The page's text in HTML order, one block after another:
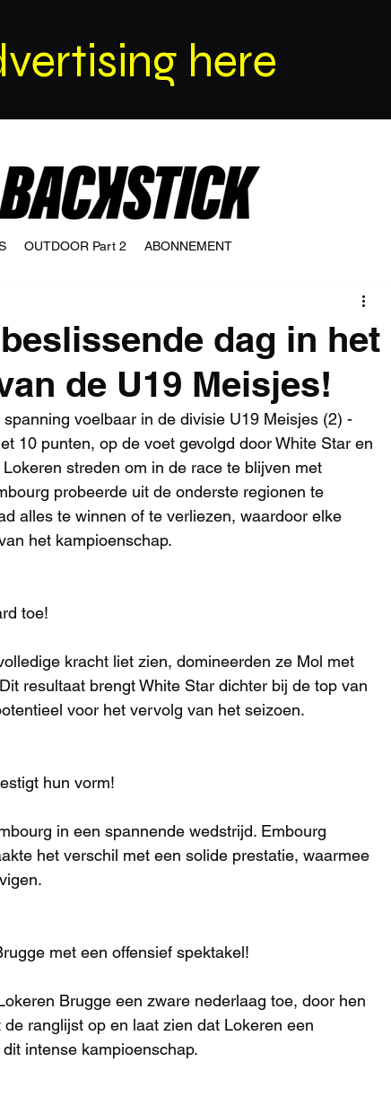
here
OUTDOOR Part 2 ABONNEMENT
dag in het
de U19 Meisjes!
voelbaar in de divisie U19 Meisjes (2) -
10 punten, op de voet gevolgd door White Star en
streden om in de race te blijven met
probeerde uit de onderste regionen te
alles te winnen of te verliezen, waardoor elke
het kampioenschap.
toe!
kracht liet zien, domineerden ze Mol met
resultaat brengt White Star dichter bij de top van
voor het vervolg van het seizoen.
hun vorm!
in een spannende wedstrijd. Embourg
het verschil met een solide prestatie, waarmee
met een offensief spektakel!
Brugge een zware nederlaag toe, door hen
ranglijst op en laat zien dat Lokeren een
intense kampioenschap.